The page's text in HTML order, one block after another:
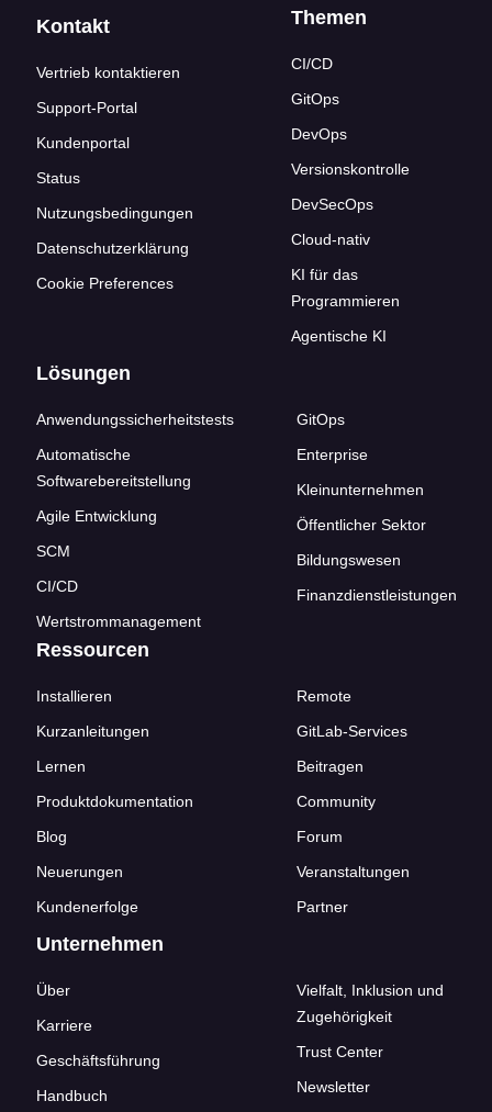
Kontakt
Vertrieb kontaktieren
Support-Portal
Kundenportal
Status
Nutzungsbedingungen
Datenschutzerklärung
Cookie Preferences
Themen
CI/CD
GitOps
DevOps
Versionskontrolle
DevSecOps
Cloud-nativ
KI für das
Programmieren
Agentische KI
Lösungen
Anwendungssicherheitstests
Automatische
Softwarebereitstellung
Agile Entwicklung
SCM
CI/CD
Wertstrommanagement
GitOps
Enterprise
Kleinunternehmen
Öffentlicher Sektor
Bildungswesen
Finanzdienstleistungen
Ressourcen
Installieren
Kurzanleitungen
Lernen
Produktdokumentation
Blog
Neuerungen
Kundenerfolge
Remote
GitLab-Services
Beitragen
Community
Forum
Veranstaltungen
Partner
Unternehmen
Über
Karriere
Geschäftsführung
Handbuch
Vielfalt, Inklusion und
Zugehörigkeit
Trust Center
Newsletter